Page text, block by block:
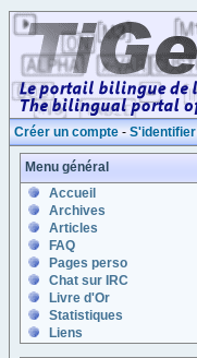
Créer un compte - S'identifier
Menu général
Accueil
Archives
Articles
FAQ
Pages perso
Chat sur IRC
Livre d'Or
Statistiques
Liens